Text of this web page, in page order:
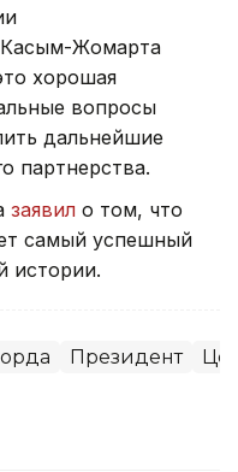
Жомарта
хорошая
вопросы
дальнейшие
партнерства.
заявил о том, что
самый успешный
истории.
Президент